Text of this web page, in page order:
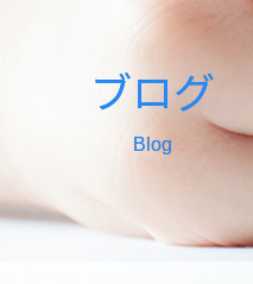
ブログ
Blog